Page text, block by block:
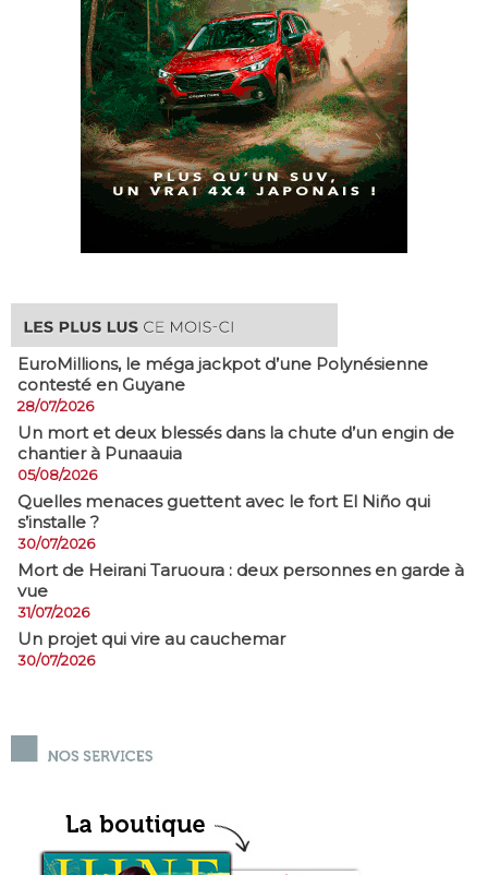
EuroMillions, ​le méga jackpot d’une Polynésienne
contesté en Guyane
28/07/2026
​Un mort et deux blessés dans la chute d’un engin de
chantier à Punaauia
05/08/2026
Quelles menaces guettent avec le fort El Niño qui
s’installe ?
30/07/2026
Mort de Heirani Taruoura : deux personnes en garde à
vue
31/07/2026
Un projet qui vire au cauchemar
30/07/2026